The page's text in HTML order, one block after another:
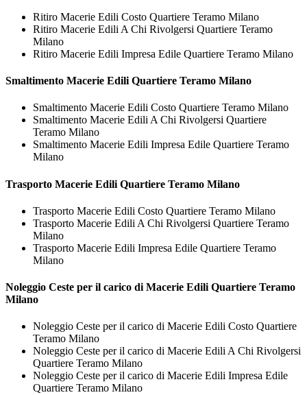
Ritiro Macerie Edili Costo Quartiere Teramo Milano
Ritiro Macerie Edili A Chi Rivolgersi Quartiere Teramo
Milano
Ritiro Macerie Edili Impresa Edile Quartiere Teramo Milano
Smaltimento Macerie Edili Quartiere Teramo Milano
Smaltimento Macerie Edili Costo Quartiere Teramo Milano
Smaltimento Macerie Edili A Chi Rivolgersi Quartiere
Teramo Milano
Smaltimento Macerie Edili Impresa Edile Quartiere Teramo
Milano
Trasporto Macerie Edili Quartiere Teramo Milano
Trasporto Macerie Edili Costo Quartiere Teramo Milano
Trasporto Macerie Edili A Chi Rivolgersi Quartiere Teramo
Milano
Trasporto Macerie Edili Impresa Edile Quartiere Teramo
Milano
Noleggio Ceste per il carico di Macerie Edili Quartiere Teramo
Milano
Noleggio Ceste per il carico di Macerie Edili Costo Quartiere
Teramo Milano
Noleggio Ceste per il carico di Macerie Edili A Chi Rivolgersi
Quartiere Teramo Milano
Noleggio Ceste per il carico di Macerie Edili Impresa Edile
Quartiere Teramo Milano